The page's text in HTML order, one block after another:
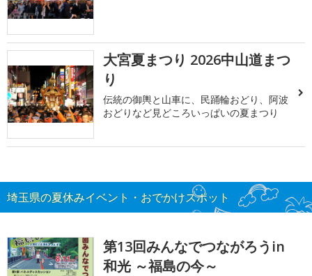
大宮夏まつり 2026中山道まつ
り
伝統の御輿と山車に、民踊輪おどり、阿波
おどりなど見どころいっぱいの夏まつり
埼玉県の夏休みイベント・おでかけスポット
第13回みんなでつながろうin
和光 ～福島の今～